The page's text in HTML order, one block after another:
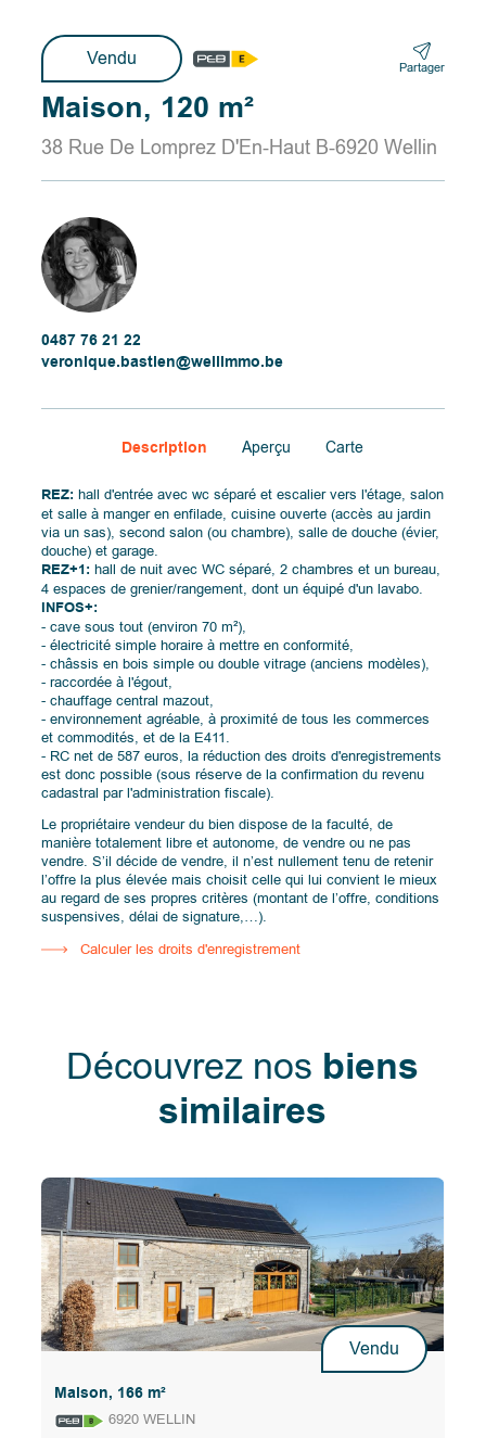
Vendu Partager
Maison, 120 m²
38 Rue De Lomprez D'En-Haut B-6920 Wellin
0487 76 21 22
veronique.bastien@wellimmo.be
Description Aperçu Carte
REZ: hall d'entrée avec wc séparé et escalier vers l'étage, salon
et salle à manger en enfilade, cuisine ouverte (accès au jardin
via un sas), second salon (ou chambre), salle de douche (évier,
douche) et garage.
REZ+1: hall de nuit avec WC séparé, 2 chambres et un bureau,
4 espaces de grenier/rangement, dont un équipé d'un lavabo.
INFOS+:
- cave sous tout (environ 70 m²),
- électricité simple horaire à mettre en conformité,
- châssis en bois simple ou double vitrage (anciens modèles),
- raccordée à l'égout,
- chauffage central mazout,
- environnement agréable, à proximité de tous les commerces
et commodités, et de la E411.
- RC net de 587 euros, la réduction des droits d'enregistrements
est donc possible (sous réserve de la confirmation du revenu
cadastral par l'administration fiscale).
Le propriétaire vendeur du bien dispose de la faculté, de
manière totalement libre et autonome, de vendre ou ne pas
vendre. S’il décide de vendre, il n’est nullement tenu de retenir
l’offre la plus élevée mais choisit celle qui lui convient le mieux
au regard de ses propres critères (montant de l’offre, conditions
suspensives, délai de signature,…).
Calculer les droits d'enregistrement
Découvrez nos biens
similaires
Vendu
Maison, 166 m²
6920 WELLIN